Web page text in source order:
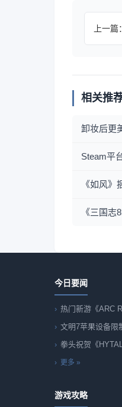
上一篇：
相关推
卸妆后更
Steam平
《如风
《三国
今日要闻
热门新游《ARC
文明7苹果设备限
拳头祝贺《
更多 »
游戏攻略